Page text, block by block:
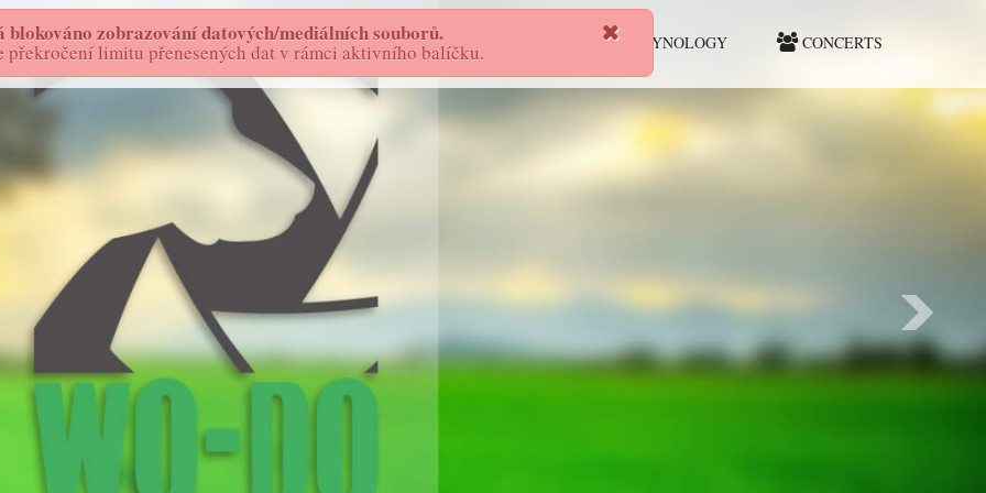
blokováno zobrazování datových/mediálních souborů.
překročení limitu přenesených dat v rámci aktivního balíčku.
FOTOSTORY - AS WO-DO CYNOLOGY CONCERTS